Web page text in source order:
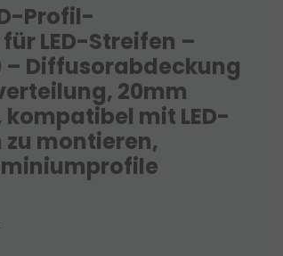
Profil-
LED-Streifen –
– Diffusorabdeckung
20mm
kompatibel mit LED-
montieren,